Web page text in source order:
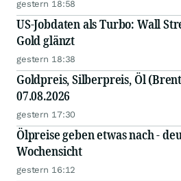
gestern 18:58
US-Jobdaten als Turbo: Wall
Gold glänzt
gestern 18:38
Goldpreis, Silberpreis, Öl
07.08.2026
gestern 17:30
Ölpreise geben etwas nach -
Wochensicht
gestern 16:12